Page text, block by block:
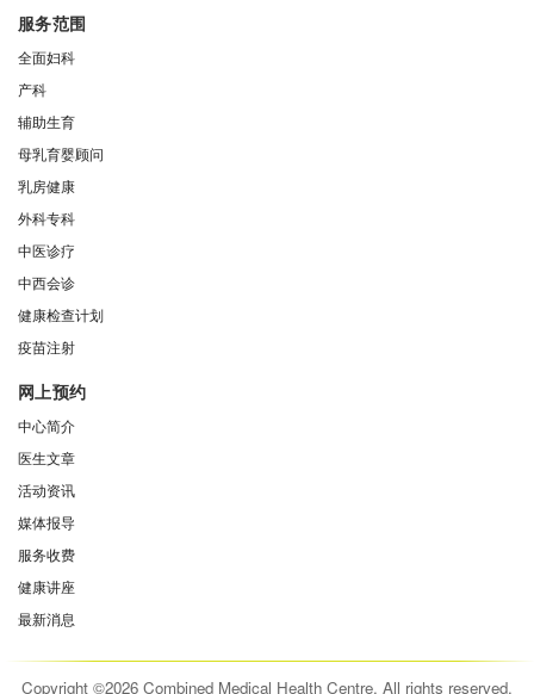
服务范围
全面妇科
产科
辅助生育
母乳育婴顾问
乳房健康
外科专科
中医诊疗
中西会诊
健康检查计划
疫苗注射
网上预约
中心简介
医生文章
活动资讯
媒体报导
服务收费
健康讲座
最新消息
Copyright ©2026 Combined Medical Health Centre. All rights reserved.